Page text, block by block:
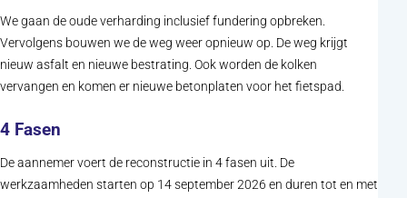
We gaan de oude verharding inclusief fundering opbreken.
Vervolgens bouwen we de weg weer opnieuw op. De weg krijgt
nieuw asfalt en nieuwe bestrating. Ook worden de kolken
vervangen en komen er nieuwe betonplaten voor het fietspad.
4 Fasen
De aannemer voert de reconstructie in 4 fasen uit. De
werkzaamheden starten op 14 september 2026 en duren tot en met